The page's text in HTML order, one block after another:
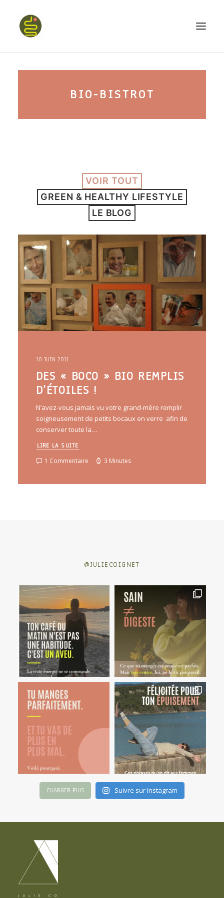
PROGRAMME HAPPY BELLY
CONFÉRENCES
podcast kinoa
YOGA
faire le quiz
Recherche
Panier
BIO-BISTROT
VOIR TOUT
GREEN & HEALTHY LIFESTYLE
LE BLOG
10 JUIN 2011
DES « BOCO » BIO REMPLIS
D’ÉTOILES !
N’avez-vous jamais vu votre grand-mère remplir
soigneusement de petits bocaux en verre afin de
conserver toute la…
LIRE LA SUITE
1 Commentaire 3 Minutes
@JULIECOIGNET
CHARGER PLUS Suivre sur Instagram